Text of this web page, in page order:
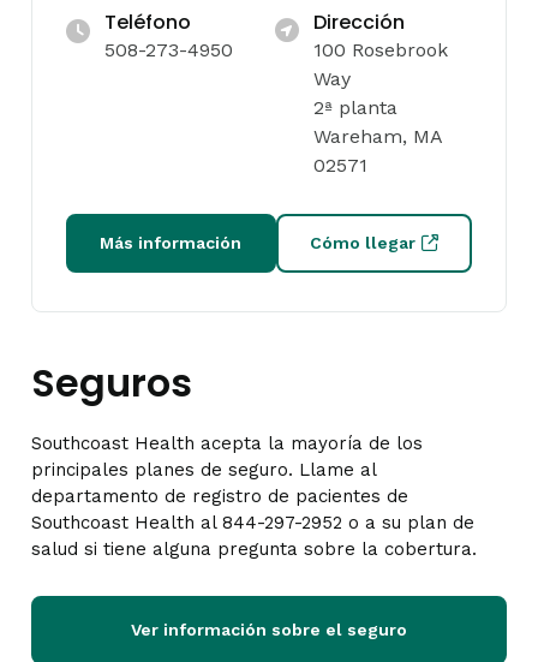
Teléfono
508-273-4950
Dirección
100 Rosebrook
Way
2ª planta
Wareham, MA
02571
Más información Cómo llegar
Seguros
Southcoast Health acepta la mayoría de los
principales planes de seguro. Llame al
departamento de registro de pacientes de
Southcoast Health al 844-297-2952 o a su plan de
salud si tiene alguna pregunta sobre la cobertura.
Ver información sobre el seguro